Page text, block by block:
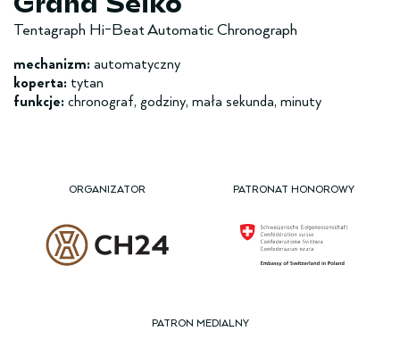
Tentagraph Hi-Beat Automatic Chronograph
mechanizm: automatyczny
koperta: tytan
funkcje: chronograf, godziny, mała sekunda, minuty
ORGANIZATOR PATRONAT HONOROWY
PATRON MEDIALNY